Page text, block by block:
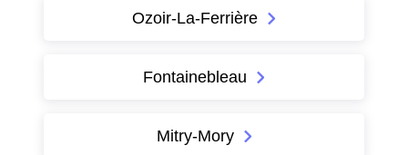
Ozoir-La-Ferrière
Fontainebleau
Mitry-Mory